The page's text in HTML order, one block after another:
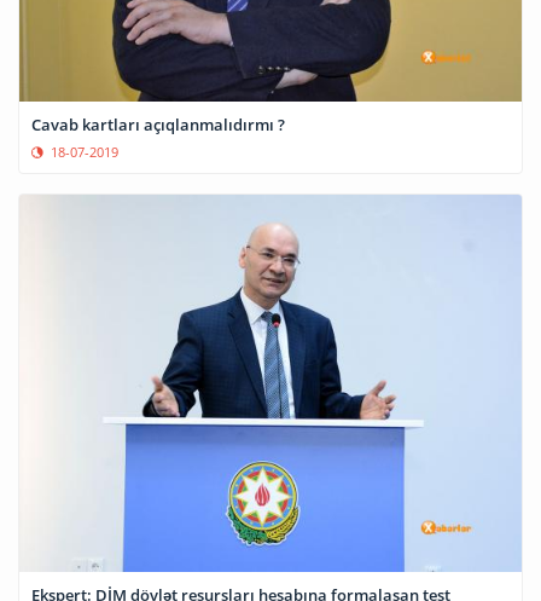
Cavab kartları açıqlanmalıdırmı ?
18-07-2019
Ekspert: DİM dövlət resursları hesabına formalaşan test